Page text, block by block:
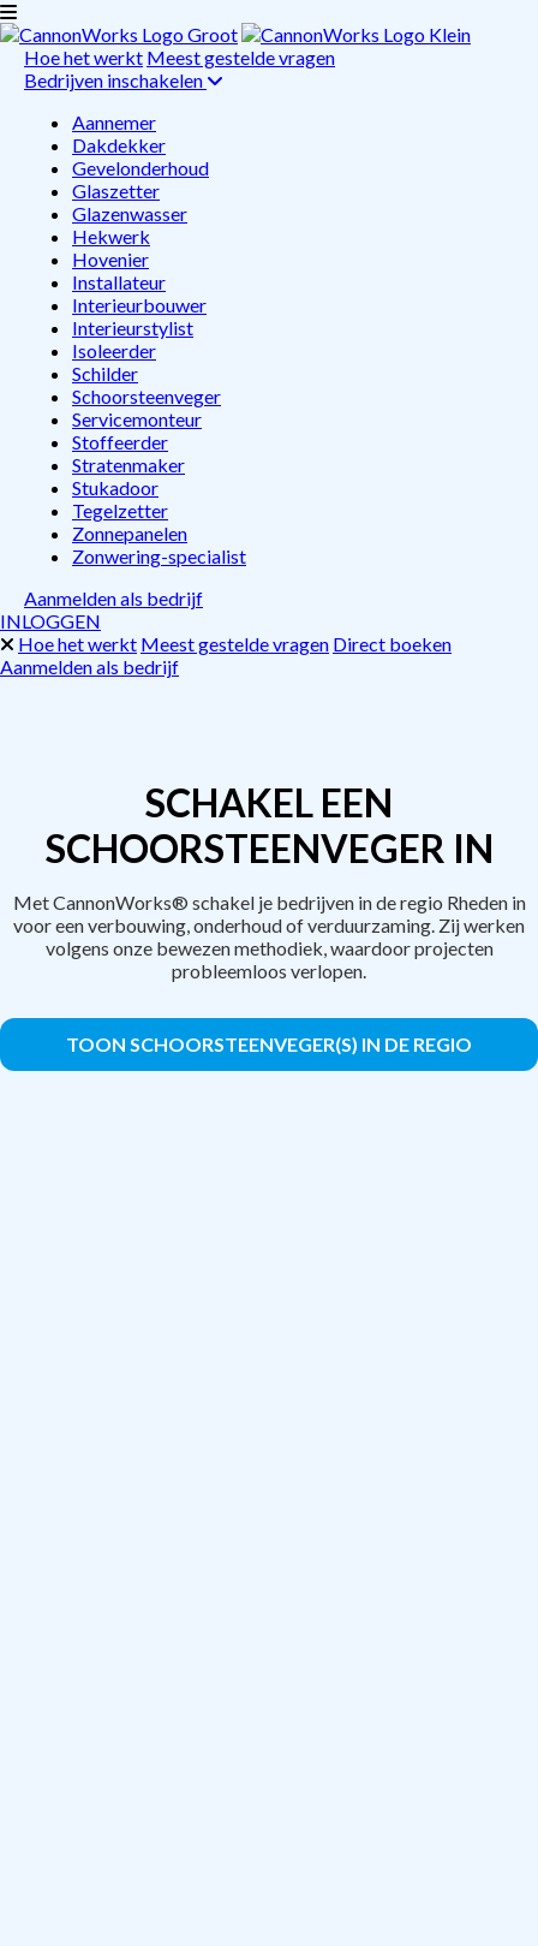
Hoe het werkt Meest gestelde vragen
Bedrijven inschakelen
Aannemer
Dakdekker
Gevelonderhoud
Glaszetter
Glazenwasser
Hekwerk
Hovenier
Installateur
Interieurbouwer
Interieurstylist
Isoleerder
Schilder
Schoorsteenveger
Servicemonteur
Stoffeerder
Stratenmaker
Stukadoor
Tegelzetter
Zonnepanelen
Zonwering-specialist
Aanmelden als bedrijf
INLOGGEN
Hoe het werkt Meest gestelde vragen Direct boeken
Aanmelden als bedrijf
SCHAKEL EEN
SCHOORSTEENVEGER IN
Met CannonWorks® schakel je bedrijven in de regio Rheden in
voor een verbouwing, onderhoud of verduurzaming. Zij werken
volgens onze bewezen methodiek, waardoor projecten
probleemloos verlopen.
TOON SCHOORSTEENVEGER(S) IN DE REGIO